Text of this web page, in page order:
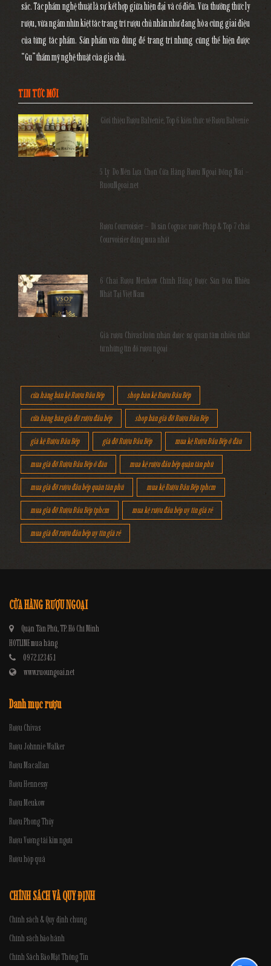
sắc. Tác phẩm nghệ thuật là sự kết hợp giữa hiện đại và cổ điển. Vừa thưởng thức ly
rượu, vừa ngắm nhìn kiệt táctrang trí rượuchủ nhân như đang hòa cùng giai điệu
của từng tác phẩm. Sản phẩm vừa dùng để trang trí nhưng cũng thể hiện được
“Gu” thẩm mỹ nghệ thuật của gia chủ.
TIN TỨC MỚI
Giới thiệu Rượu Balvenie, Top 6 kiến thức về Rượu Balvenie
5 Lý Do Nên Lựa Chọn Cửa Hàng Rượu Ngoại Đồng Nai –
RuouNgoai.net
Rượu Courvoisier – Di sản Cognac nước Pháp & Top 7 chai
Courvoisier đáng mua nhất
6 Chai Rượu Meukow Chính Hãng Được Săn Đón Nhiều
Nhất Tại Việt Nam
Giá rượu Chivas luôn nhận được sự quan tâm nhiều nhất
từ những tín đồ rượu ngoại
cửa hàng bán kệ Rượu Đầu Bếp shop bán kệ Rượu Đầu Bếp
cửa hàng bán giá đỡ rượu đầu bếp shop bán giá đỡ Rượu Đầu Bếp
giá kệ Rượu Đầu Bếp giá đỡ Rượu Đầu Bếp mua kệ Rượu Đầu Bếp ở đâu
mua giá đỡ Rượu Đầu Bếp ở đâu mua kệ rượu đầu bếp quận tân phú
mua giá đỡ rượu đầu bếp quận tân phú mua kệ Rượu Đầu Bếp tphcm
mua giá đỡ Rượu Đầu Bếp tphcm mua kệ rượu đầu bếp uy tín giá rẻ
mua giá đỡ rượu đầu bếp uy tín giá rẻ
CỬA HÀNG RƯỢU NGOẠI
Quận Tân Phú, TP. Hồ Chí Minh
HOTLINE mua hàng
0972.12345.1
www.ruoungoai.net
Danh mục rượu
Rượu Chivas
Rượu Johnnie Walker
Rượu Macallan
Rượu Hennessy
Rượu Meukow
Rượu Phong Thủy
Rượu Vương tài kim ngưu
Rượu hộp quà
CHÍNH SÁCH VÀ QUY ĐỊNH
Chính sách & Quy định chung
Chính sách bảo hành
Chính Sách Bảo Mật Thông Tin